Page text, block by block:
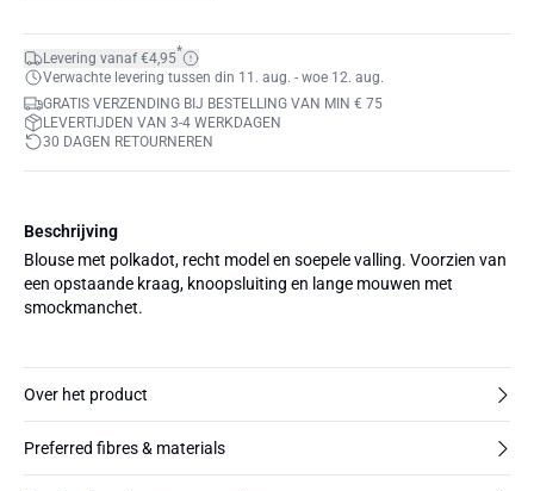
Levering vanaf €4,95*
Verwachte levering tussen din 11. aug. - woe 12. aug.
GRATIS VERZENDING BIJ BESTELLING VAN MIN € 75
LEVERTIJDEN VAN 3-4 WERKDAGEN
30 DAGEN RETOURNEREN
Beschrijving
Blouse met polkadot, recht model en soepele valling. Voorzien van
een opstaande kraag, knoopsluiting en lange mouwen met
smockmanchet.
Over het product
Preferred fibres & materials